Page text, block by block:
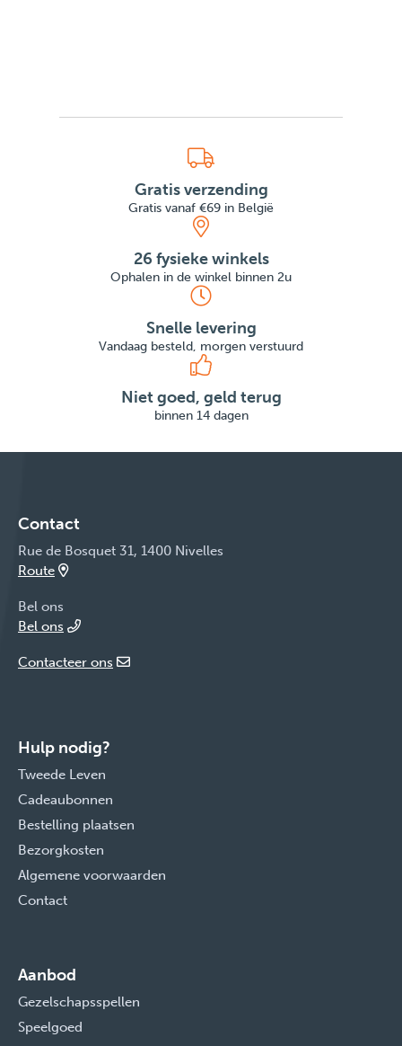
Gratis verzending
Gratis vanaf €69 in België
26 fysieke winkels
Ophalen in de winkel binnen 2u
Snelle levering
Vandaag besteld, morgen verstuurd
Niet goed, geld terug
binnen 14 dagen
Contact
Rue de Bosquet 31, 1400 Nivelles
Route
Bel ons
Bel ons
Contacteer ons
Hulp nodig?
Tweede Leven
Cadeaubonnen
Bestelling plaatsen
Bezorgkosten
Algemene voorwaarden
Contact
Aanbod
Gezelschapsspellen
Speelgoed